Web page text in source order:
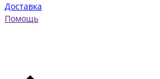
Доставка
Помощь